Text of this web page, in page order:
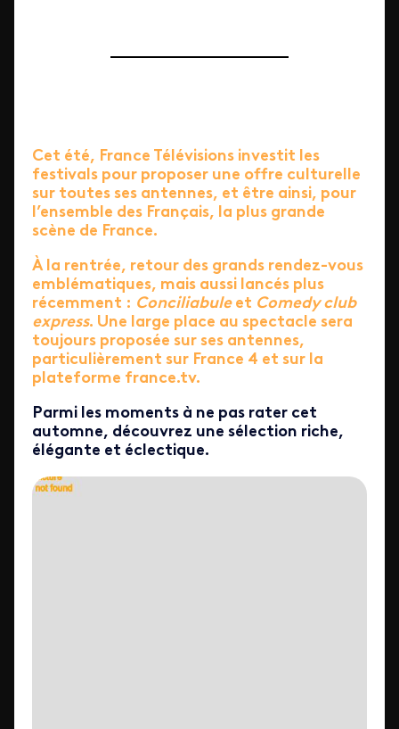
Cet été, France Télévisions investit les
festivals pour proposer une offre culturelle
sur toutes ses antennes, et être ainsi, pour
l’ensemble des Français, la plus grande
scène de France.
À la rentrée, retour des grands rendez-vous
emblématiques, mais aussi lancés plus
récemment : Conciliabule et Comedy club
express. Une large place au spectacle sera
toujours proposée sur ses antennes,
particulièrement sur France 4 et sur la
plateforme france.tv.
Parmi les moments à ne pas rater cet
automne, découvrez une sélection riche,
élégante et éclectique.
ID de la video FTV Preview